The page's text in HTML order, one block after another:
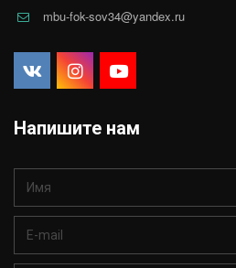
mbu-fok-sov34@yandex.ru
Напишите нам